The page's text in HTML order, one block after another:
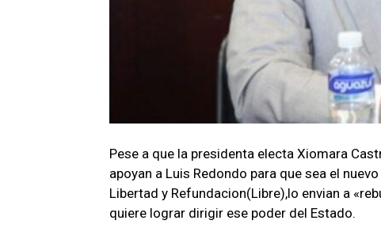
Pese a que la presidenta electa Xiomara
apoyan a Luis Redondo para que sea el
Libertad y Refundacion(Libre),lo envian a
quiere lograr dirigir ese poder del Estado.